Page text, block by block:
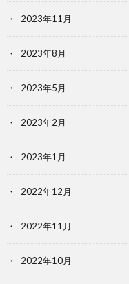
2023年11月
2023年8月
2023年5月
2023年2月
2023年1月
2022年12月
2022年11月
2022年10月